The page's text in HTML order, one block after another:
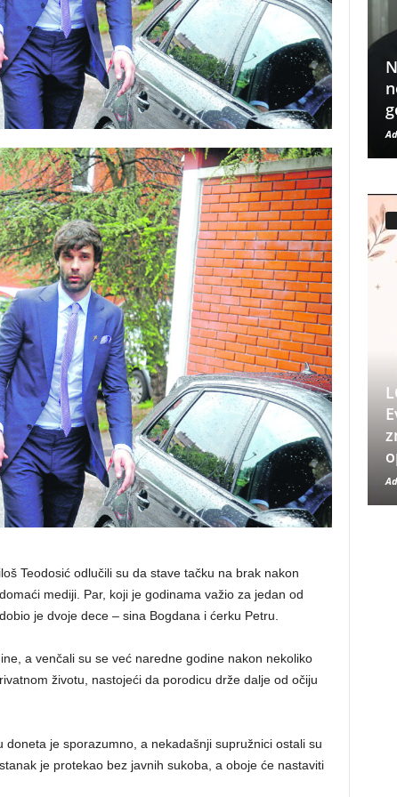
Teodosić odlučili su da stave tačku na brak nakon
mediji. Par, koji je godinama važio za jedan od
je dvoje dece – sina Bogdana i ćerku Petru.
a venčali su se već naredne godine nakon nekoliko
životu, nastojeći da porodicu drže dalje od očiju
je sporazumno, a nekadašnji supružnici ostali su
je protekao bez javnih sukoba, a oboje će nastaviti